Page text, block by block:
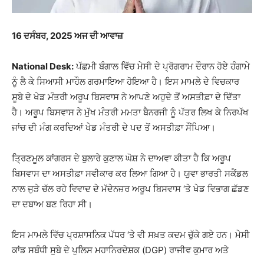
16ਦਸੰਬਰ, 2025 ਅਜ ਦੀ ਆਵਾਜ਼
National Desk: ਪੱਛਮੀ ਬੰਗਾਲ ਵਿੱਚ ਮੇਸੀ ਦੇ ਪ੍ਰੋਗਰਾਮ ਦੌਰਾਨ ਹੋਏ ਹੰਗਾਮੇ
ਨੂੰ ਲੈ ਕੇ ਸਿਆਸੀ ਮਾਹੌਲ ਗਰਮਾਇਆ ਹੋਇਆ ਹੈ। ਇਸ ਮਾਮਲੇ ਦੇ ਵਿਚਕਾਰ
ਸੂਬੇ ਦੇ ਖੇਡ ਮੰਤਰੀ ਅਰੂਪ ਬਿਸਵਾਸ ਨੇ ਆਪਣੇ ਅਹੁਦੇ ਤੋਂ ਅਸਤੀਫ਼ਾ ਦੇ ਦਿੱਤਾ
ਹੈ। ਅਰੂਪ ਬਿਸਵਾਸ ਨੇ ਮੁੱਖ ਮੰਤਰੀ ਮਮਤਾ ਬੈਨਰਜੀ ਨੂੰ ਪੱਤਰ ਲਿਖ ਕੇ ਨਿਰਪੱਖ
ਜਾਂਚ ਦੀ ਮੰਗ ਕਰਦਿਆਂ ਖੇਡ ਮੰਤਰੀ ਦੇ ਪਦ ਤੋਂ ਅਸਤੀਫ਼ਾ ਸੌਂਪਿਆ।
ਤ੍ਰਿਣਮੂਲ ਕਾਂਗਰਸ ਦੇ ਬੁਲਾਰੇ ਕੁਣਾਲ ਘੋਸ਼ ਨੇ ਦਾਅਵਾ ਕੀਤਾ ਹੈ ਕਿ ਅਰੂਪ
ਬਿਸਵਾਸ ਦਾ ਅਸਤੀਫ਼ਾ ਸਵੀਕਾਰ ਕਰ ਲਿਆ ਗਿਆ ਹੈ। ਯੁਵਾ ਭਾਰਤੀ ਸਕੈਂਡਲ
ਨਾਲ ਜੁੜੇ ਚੱਲ ਰਹੇ ਵਿਵਾਦ ਦੇ ਮੱਦੇਨਜ਼ਰ ਅਰੂਪ ਬਿਸਵਾਸ ‘ਤੇ ਖੇਡ ਵਿਭਾਗ ਛੱਡਣ
ਦਾ ਦਬਾਅ ਬਣ ਰਿਹਾ ਸੀ।
ਇਸ ਮਾਮਲੇ ਵਿੱਚ ਪ੍ਰਸ਼ਾਸਨਿਕ ਪੱਧਰ ‘ਤੇ ਵੀ ਸਖ਼ਤ ਕਦਮ ਚੁੱਕੇ ਗਏ ਹਨ। ਮੇਸੀ
ਕਾਂਡ ਸਬੰਧੀ ਸੂਬੇ ਦੇ ਪੁਲਿਸ ਮਹਾਨਿਰਦੇਸ਼ਕ (DGP) ਰਾਜੀਵ ਕੁਮਾਰ ਅਤੇ